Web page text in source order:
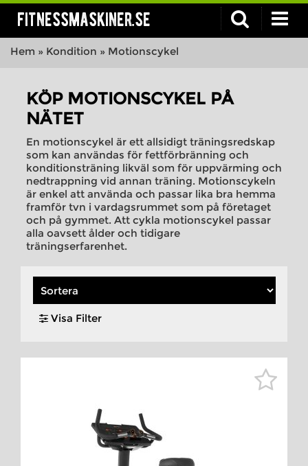
fitnessmaskiner.se
Hem » Kondition » Motionscykel
KÖP MOTIONSCYKEL PÅ
NÄTET
En motionscykel är ett allsidigt träningsredskap
som kan användas för fettförbränning och
konditionsträning likväl som för uppvärming och
nedtrappning vid annan träning. Motionscykeln
är enkel att använda och passar lika bra hemma
framför tvn i vardagsrummet som på företaget
och på gymmet. Att cykla motionscykel passar
alla oavsett ålder och tidigare
träningserfarenhet.
Visa Filter